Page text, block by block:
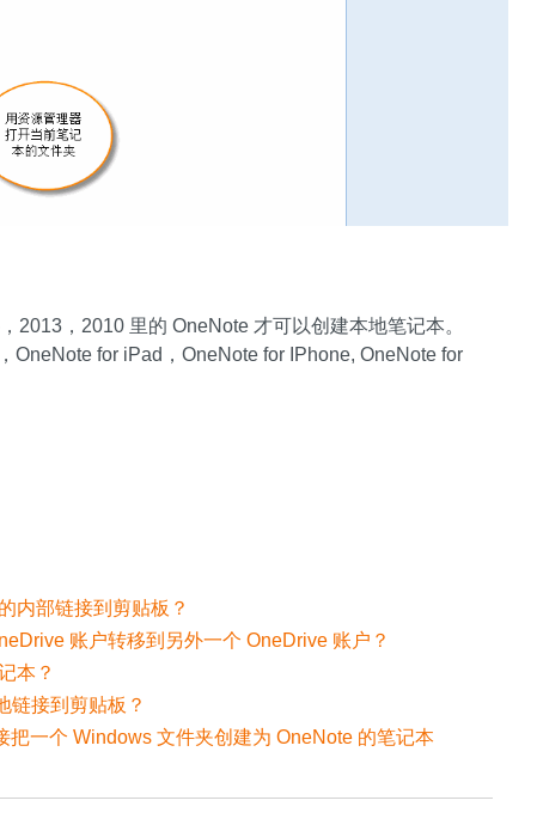
2013，2010 里的 OneNote 才可以创建本地笔记本。
OneNote for iPad，OneNote for IPhone, OneNote for
内部链接到剪贴板？
账户转移到另外一个 OneDrive 账户？
本？
链接到剪贴板？
把一个 Windows 文件夹创建为 OneNote 的笔记本